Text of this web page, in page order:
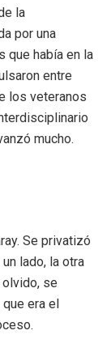
la
por una
que había en la
entre
los veteranos
mucho.
Se privatizó
lado, la otra
se
era el